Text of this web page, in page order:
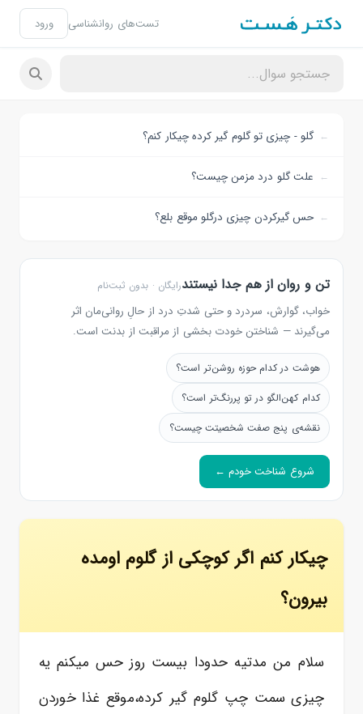
تست‌های روانشناسی ورود
گلو - چیزی تو گلوم گیر کرده چیکار کنم؟
علت گلو درد مزمن چیست؟
حس گیرکردن چیزی درگلو موقع بلع؟
تن و روان از هم جدا نیستندرایگان · بدون ثبت‌نام
خواب، گوارش، سردرد و حتی شدتِ درد از حالِ روانی‌مان اثر
می‌گیرند — شناختن خودت بخشی از مراقبت از بدنت است.
هوشت در کدام حوزه روشن‌تر است؟
کدام کهن‌الگو در تو پررنگ‌تر است؟
نقشه‌ی پنج صفت شخصیتت چیست؟
شروع شناخت خودم ←
چیکار کنم اگر کوچکی از گلوم اومده
بیرون؟
سلام من مدتیه حدودا بیست روز حس میکنم یه
چیزی سمت چپ گلوم گیر کرده،موقع غذا خوردن